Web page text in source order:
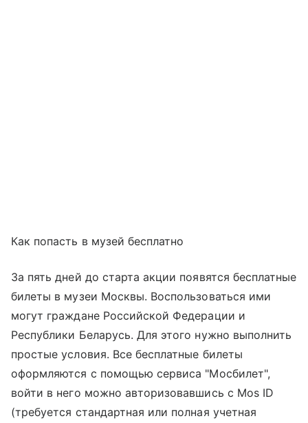
Как попасть в музей бесплатно
За пять дней до старта акции появятся бесплатные
билеты в музеи Москвы. Воспользоваться ими
могут граждане Российской Федерации и
Республики Беларусь. Для этого нужно выполнить
простые условия. Все бесплатные билеты
оформляются с помощью сервиса "Мосбилет",
войти в него можно авторизовавшись с Mos ID
(требуется стандартная или полная учетная